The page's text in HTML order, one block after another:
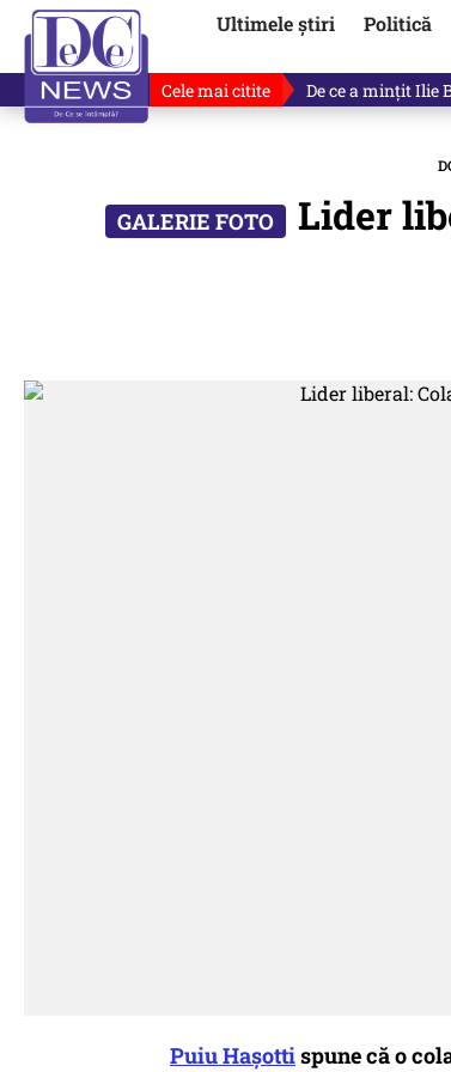
Ultimele știri Politică
Cele mai citite De ce a mințit Ilie
Lider
Puiu Hașottispune că o